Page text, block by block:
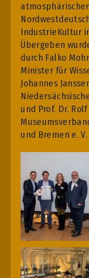
IndustrieKultur
Übergeben
durch Falko
Minister für
Johannes
und Prof. Dr.
und Bremen e. V.